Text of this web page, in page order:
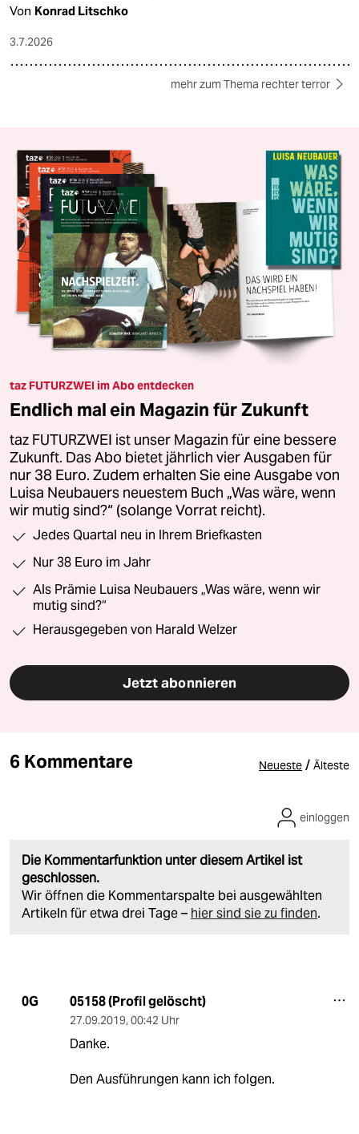
Von Konrad Litschko
3.7.2026
mehr zum Thema rechter terror
taz FUTURZWEI im Abo entdecken
Endlich mal ein Magazin für Zukunft
taz FUTURZWEI ist unser Magazin für eine bessere
Zukunft. Das Abo bietet jährlich vier Ausgaben für
nur 38 Euro. Zudem erhalten Sie eine Ausgabe von
Luisa Neubauers neuestem Buch „Was wäre, wenn
wir mutig sind?“ (solange Vorrat reicht).
Jedes Quartal neu in Ihrem Briefkasten
Nur 38 Euro im Jahr
Als Prämie Luisa Neubauers „Was wäre, wenn wir
mutig sind?“
Herausgegeben von Harald Welzer
Jetzt abonnieren
6 Kommentare Neueste / Älteste
Die Kommentarfunktion unter diesem Artikel ist
geschlossen.
Wir öffnen die Kommentarspalte bei ausgewählten
Artikeln für etwa drei Tage – hier sind sie zu finden.
einloggen
0G 05158 (Profil gelöscht)
27.09.2019, 00:42 Uhr
Danke.
Den Ausführungen kann ich folgen.